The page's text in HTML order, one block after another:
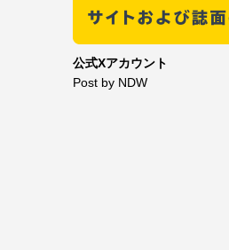
公式Xアカウント
Post by NDW